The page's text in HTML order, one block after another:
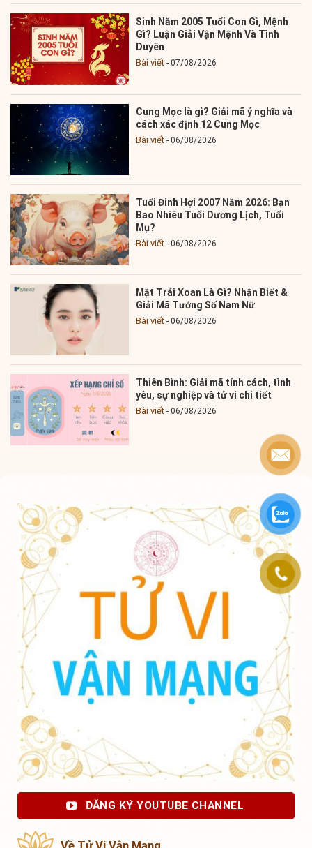
Sinh Năm 2005 Tuổi Con Gì, Mệnh
Gì? Luận Giải Vận Mệnh Và Tình
Duyên
Bài viết 07/08/2026
Cung Mọc là gì? Giải mã ý nghĩa và
cách xác định 12 Cung Mọc
Bài viết 06/08/2026
Tuổi Đinh Hợi 2007 Năm 2026: Bạn
Bao Nhiêu Tuổi Dương Lịch, Tuổi
Mụ?
Bài viết 06/08/2026
Mặt Trái Xoan Là Gì? Nhận Biết &
Giải Mã Tướng Số Nam Nữ
Bài viết 06/08/2026
Thiên Bình: Giải mã tính cách, tình
yêu, sự nghiệp và tử vi chi tiết
Bài viết 06/08/2026
ĐĂNG KÝ YOUTUBE CHANNEL
Về Tử Vi Vận Mạng